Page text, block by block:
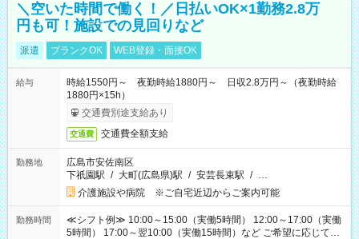
＼空いた時間で働く！／日払いOK×1勤務2.8万
円も可！施設での見回りなど
派遣 ブランクOK WEB登録・面接OK
給与
時給1550円～ 夜勤時給1880円～ 日収2.8万円～（夜勤時給
1880円×15h）
交通費別途支給あり
交通費 交通費全額支給
勤務地
広島市安佐南区
下祇園駅 / 大町(広島県)駅 / 安芸長束駅 / …
介護施設や病院 ※ご自宅近辺からご案内可能
勤務時間
≪シフト例≫ 10:00～15:00（実働5時間） 12:00～17:00（実働
5時間） 17:00～翌10:00（実働15時間）など ご希望に応じて、